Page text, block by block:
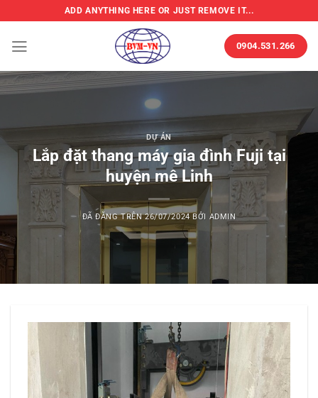
nội
ADD ANYTHING HERE OR JUST REMOVE IT...
0904.531.266
DỰ ÁN
Lắp đặt thang máy gia đình Fuji tại
huyện mê Linh
ĐÃ ĐĂNG TRÊN26/07/2024 BỞI ADMIN